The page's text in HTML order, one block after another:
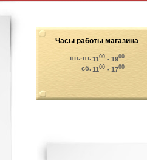
Часы работы магазина
пн.-пт.1100 - 1900
сб.1100 - 1700